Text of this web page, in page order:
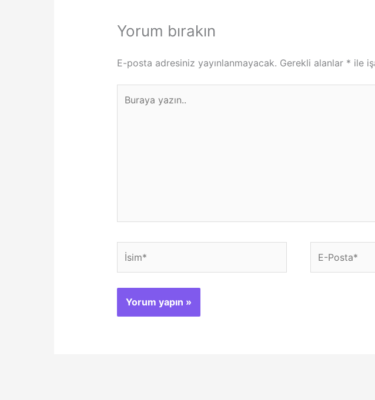
Yorum bırakın
E-posta adresiniz yayınlanmayacak. Gerekli alanlar * ile
yazın..
İsim*
Posta*